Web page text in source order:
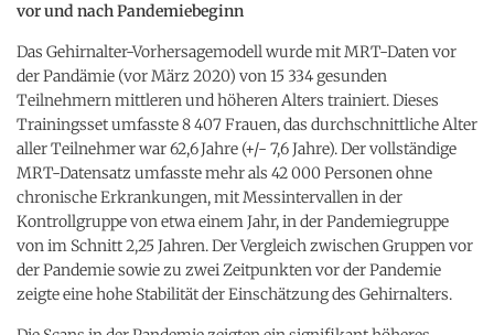
vor und nach Pandemiebeginn
Das Gehirnalter-Vorhersagemodell wurde mit MRT-Daten vor
der Pandämie (vor März 2020) von 15 334 gesunden
Teilnehmern mittleren und höheren Alters trainiert. Dieses
Trainingsset umfasste 8 407 Frauen, das durchschnittliche Alter
aller Teilnehmer war 62,6 Jahre (+/- 7,6 Jahre). Der vollständige
MRT-Datensatz umfasste mehr als 42 000 Personen ohne
chronische Erkrankungen, mit Messintervallen in der
Kontrollgruppe von etwa einem Jahr, in der Pandemiegruppe
von im Schnitt 2,25 Jahren. Der Vergleich zwischen Gruppen vor
der Pandemie sowie zu zwei Zeitpunkten vor der Pandemie
zeigte eine hohe Stabilität der Einschätzung des Gehirnalters.